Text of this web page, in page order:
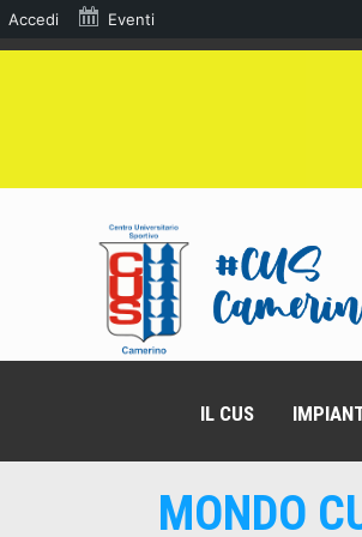
Accedi Eventi
IL CUS
MONDO